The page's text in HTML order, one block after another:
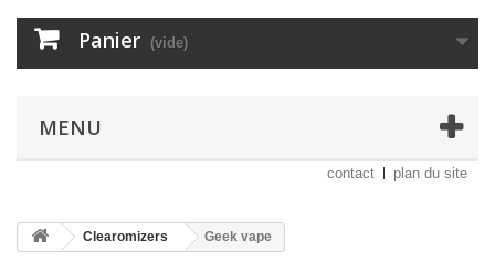
Panier (vide)
MENU
contact plan du site
Clearomizers Geek vape